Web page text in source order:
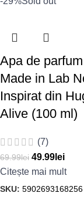
Apa de
Made in Lab
Inspirat din
Alive (100 ml)
(7)
69.99lei 49.99 lei
Citește mai mult
SKU: 5902693168256